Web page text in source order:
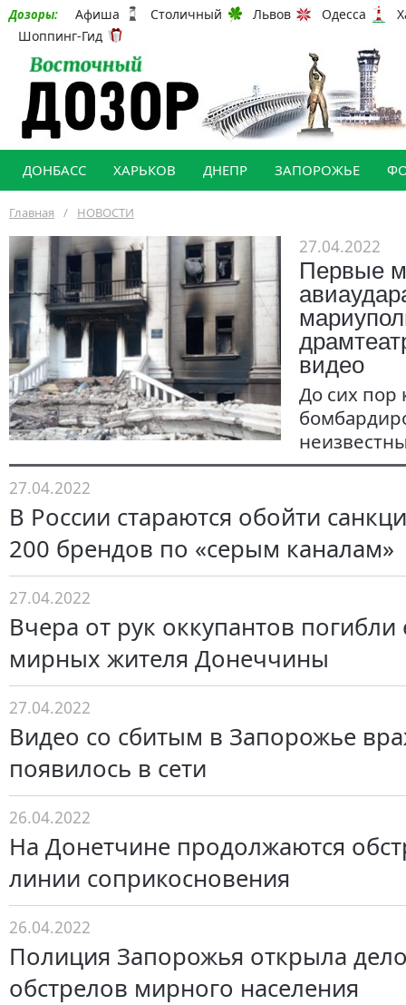
Дозоры: Афиша Столичный Львов Одесса
Шоппинг-Гид
ДОНБАСС ХАРЬКОВ ДНЕПР ЗАПОРОЖЬЕ
Главная / НОВОСТИ
27.04.2022
Первые
видео
До сих пор
27.04.2022
В России стараются обойти
200 брендов по «серым каналам»
27.04.2022
Вчера от рук оккупантов
мирных жителя Донеччины
27.04.2022
Видео со сбитым в Запорожье
появилось в сети
26.04.2022
На Донетчине продолжаются
линии соприкосновения
26.04.2022
Полиция Запорожья открыла
обстрелов мирного населения